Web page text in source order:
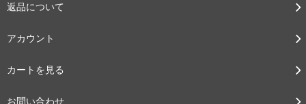
返品について
アカウント
カートを見る
お問い合わせ